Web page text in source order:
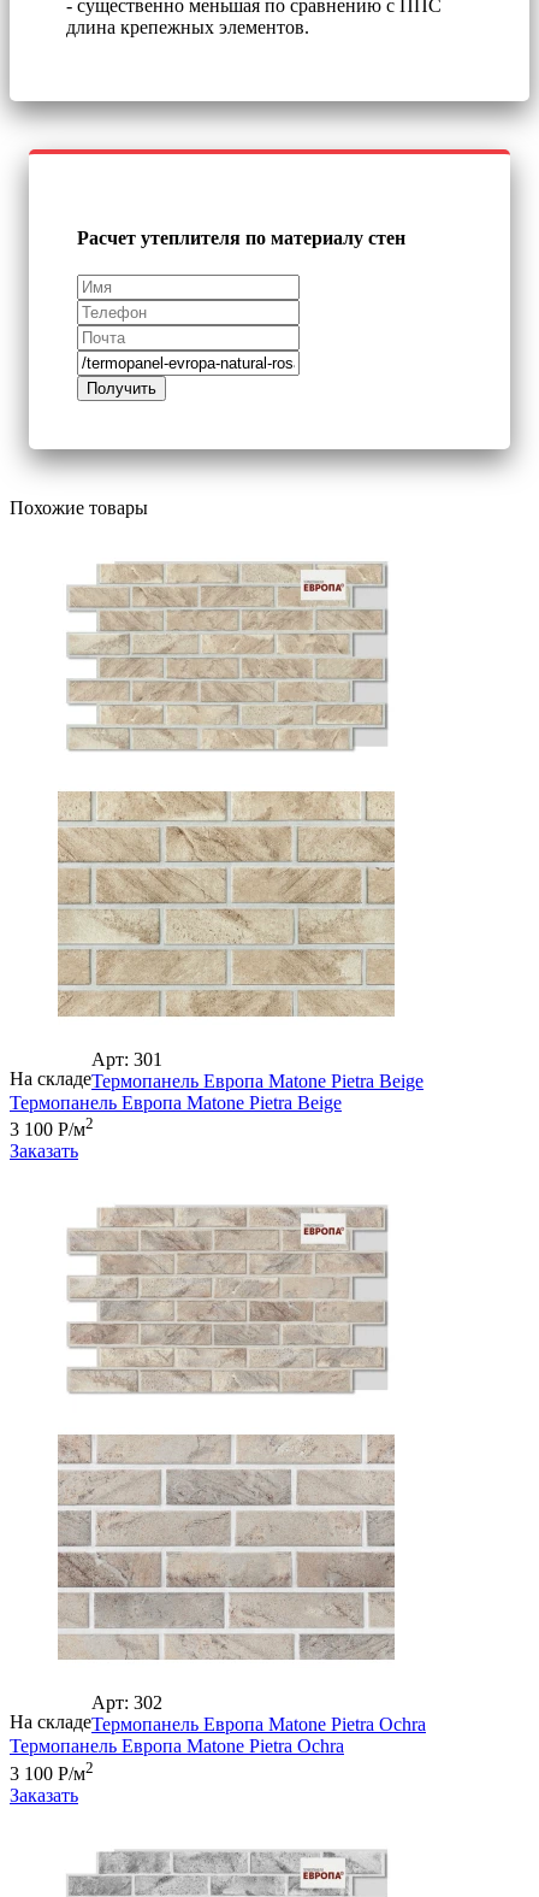
- существенно меньшая по сравнению с ППС
длина крепежных элементов.
Расчет утеплителя по материалу стен
Похожие товары
На складе
Арт: 301
Термопанель Европа Matone Pietra Beige
Термопанель Европа Matone Pietra Beige
3 100 Р/м2
Заказать
На складе
Арт: 302
Термопанель Европа Matone Pietra Ochra
Термопанель Европа Matone Pietra Ochra
3 100 Р/м2
Заказать